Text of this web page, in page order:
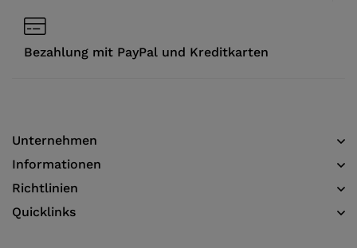
Bezahlung mit PayPal und Kreditkarten
Unternehmen
Informationen​
Richtlinien
Quicklinks